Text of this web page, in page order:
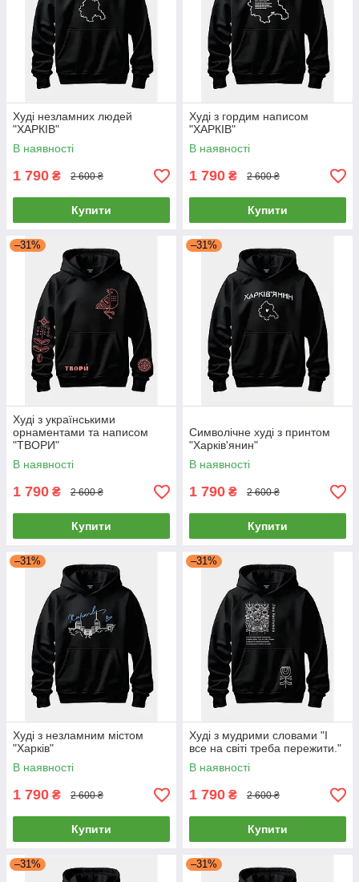
Худі незламних людей
"ХАРКІВ"
В наявності
1 790 ₴ 2 600 ₴
Купити
Худі з гордим написом
"ХАРКІВ"
В наявності
1 790 ₴ 2 600 ₴
Купити
–31%
Худі з українськими
орнаментами та написом
"ТВОРИ"
В наявності
1 790 ₴ 2 600 ₴
Купити
–31%
Символічне худі з принтом
"Харків'янин"
В наявності
1 790 ₴ 2 600 ₴
Купити
–31%
Худі з незламним містом
"Харків"
В наявності
1 790 ₴ 2 600 ₴
Купити
–31%
Худі з мудрими словами "І
все на світі треба пережити."
В наявності
1 790 ₴ 2 600 ₴
Купити
–31% –31%